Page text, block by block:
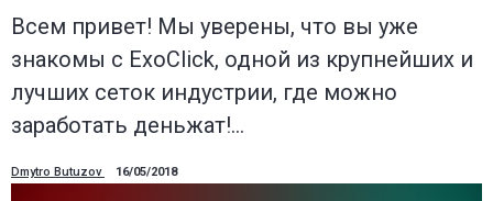
Всем привет! Мы уверены, что вы уже
знакомы с ExoClick, одной из крупнейших и
лучших сеток индустрии, где можно
заработать деньжат!…
Dmytro Butuzov 16/05/2018